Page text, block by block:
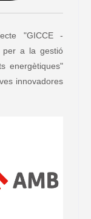
"GICCE -
per a la gestió
energètiques"
innovadores